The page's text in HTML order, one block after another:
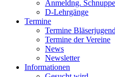
Anmeldng.
D-Lehrgänge
Termine
Termine Bläserjugend
Termine der Vereine
News
Newsletter
Informationen